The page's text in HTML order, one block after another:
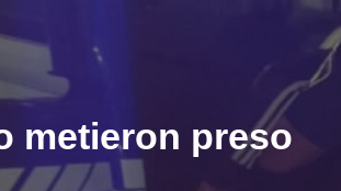
metieron preso